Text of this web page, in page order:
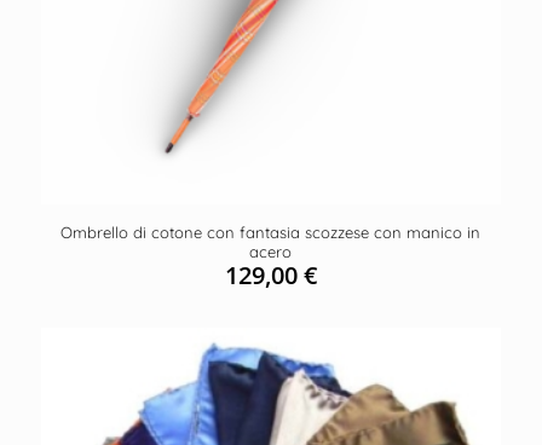
Ombrello di cotone con fantasia scozzese con manico in
acero
129,00€